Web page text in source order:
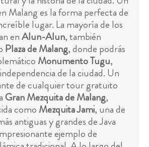
Malang es la forma perfecta de
lugar. La mayoría de los
enAlun-Alun, también
Plaza de Malang, donde podrás
Monumento Tugu,
de la ciudad. Un
de cualquier tour gratuito
Gran Mezquita de Malang,
como Mezquita Jami, una de
antiguas y grandes de Java
ejemplo de